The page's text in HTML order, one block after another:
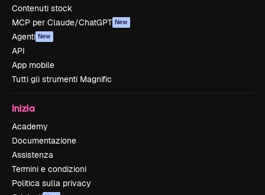
Contenuti stock
MCP per Claude/ChatGPT New
Agenti New
API
App mobile
Tutti gli strumenti Magnific
Inizia
Academy
Documentazione
Assistenza
Termini e condizioni
Politica sulla privacy